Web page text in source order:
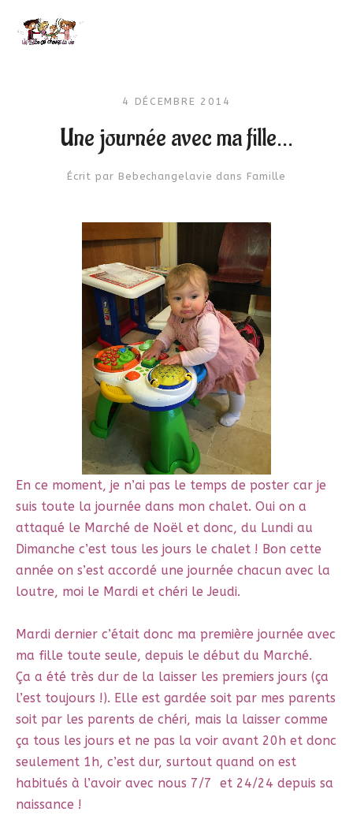
4 DÉCEMBRE 2014
Une journée avec ma fille…
Écrit par Bebechangelavie dans Famille
En ce moment, je n’ai pas le temps de poster car je
suis toute la journée dans mon chalet. Oui on a
attaqué le Marché de Noël et donc, du Lundi au
Dimanche c’est tous les jours le chalet ! Bon cette
année on s’est accordé une journée chacun avec la
loutre, moi le Mardi et chéri le Jeudi.
Mardi dernier c’était donc ma première journée avec
ma fille toute seule, depuis le début du Marché.
Ça a été très dur de la laisser les premiers jours (ça
l’est toujours !). Elle est gardée soit par mes parents
soit par les parents de chéri, mais la laisser comme
ça tous les jours et ne pas la voir avant 20h et donc
seulement 1h, c’est dur, surtout quand on est
habitués à l’avoir avec nous 7/7 et 24/24 depuis sa
naissance !